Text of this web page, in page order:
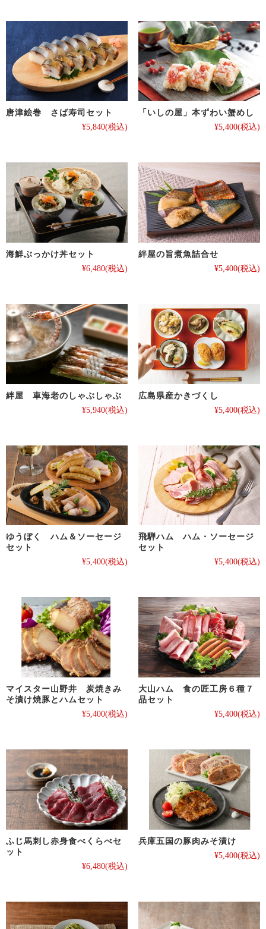
唐津絵巻 さば寿司セット
¥5,840(税込)
「いしの屋」本ずわい蟹めし
¥5,400(税込)
海鮮ぶっかけ丼セット
¥6,480(税込)
絆屋の旨煮魚詰合せ
¥5,400(税込)
絆屋 車海老のしゃぶしゃぶ
¥5,940(税込)
広島県産かきづくし
¥5,400(税込)
ゆうぼく ハム＆ソーセージ
セット
¥5,400(税込)
飛騨ハム ハム・ソーセージ
セット
¥5,400(税込)
マイスター山野井 炭焼きみ
そ漬け焼豚とハムセット
¥5,400(税込)
大山ハム 食の匠工房６種７
品セット
¥5,400(税込)
ふじ馬刺し赤身食べくらべセ
ット
¥6,480(税込)
兵庫五国の豚肉みそ漬け
¥5,400(税込)